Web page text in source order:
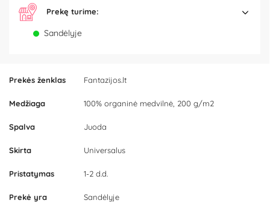
Prekės ženklas Fantazijos.lt
Medžiaga 100% organinė medvilnė, 200 g/m2
Spalva Juoda
Skirta Universalus
Pristatymas 1-2 d.d.
Prekė yra Sandėlyje
Prekę turime:
Sandėlyje